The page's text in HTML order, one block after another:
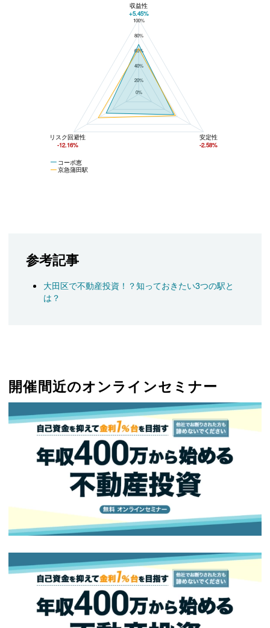
コーポ恵と京急蒲田駅の平均値の総合評価の比較
100%
80%
60%
40%
20%
0%
コーポ恵
京急蒲田駅
収益性
+5.45%
リスク回避性
-12.16%
安定性
-2.58%
参考記事
大田区で不動産投資！？知っておきたい3つの駅と
は？
開催間近のオンラインセミナー